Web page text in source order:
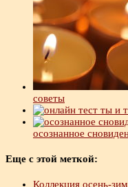
советы
осознанное
Еще с этой меткой:
Коллекция осень-